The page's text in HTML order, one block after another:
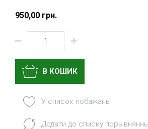
950,00 грн.
В КОШИК
У список побажань
Додати до списку порывняннь